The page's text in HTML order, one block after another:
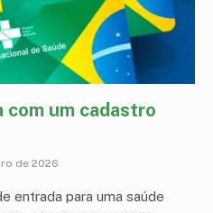
com um cadastro
de 2026
entrada para uma saúde